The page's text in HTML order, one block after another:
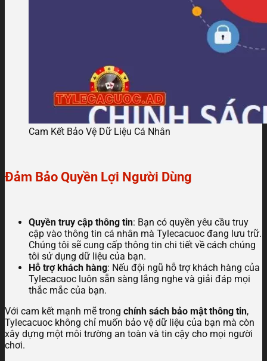
Cam Kết Bảo Vệ Dữ Liệu Cá Nhân
Đảm Bảo Quyền Lợi Người Dùng
Quyền truy cập thông tin: Bạn có quyền yêu cầu truy
cập vào thông tin cá nhân mà Tylecacuoc đang lưu trữ.
Chúng tôi sẽ cung cấp thông tin chi tiết về cách chúng
tôi sử dụng dữ liệu của bạn.
Hỗ trợ khách hàng: Nếu đội ngũ hỗ trợ khách hàng của
Tylecacuoc luôn sẵn sàng lắng nghe và giải đáp mọi
thắc mắc của bạn.
Với cam kết mạnh mẽ trong chính sách bảo mật thông tin,
Tylecacuoc không chỉ muốn bảo vệ dữ liệu của bạn mà còn
xây dựng một môi trường an toàn và tin cậy cho mọi người
chơi.